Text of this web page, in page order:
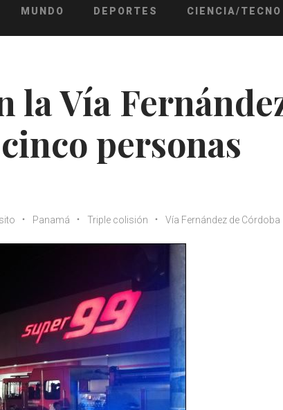
MUNDO DEPORTES CIENCIA/TECNO
Vía
personas
Panamá Triple colisión Vía Fernández de Córdoba